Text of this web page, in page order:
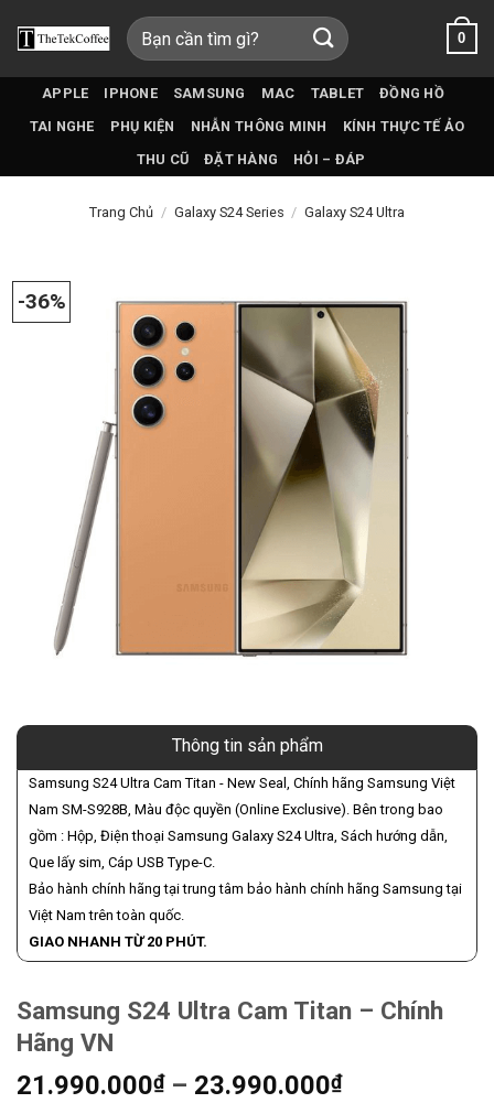
qua
Tìm
kiếm:
0
APPLE IPHONE SAMSUNG MAC TABLET
ĐỒNG HỒ
TAI NGHE
PHỤ KIỆN NHẪN THÔNG MINH
KÍNH THỰC TẾ ẢO
THU CŨ
ĐẶT HÀNG HỎI – ĐÁP
Trang Chủ / Galaxy S24 Series / Galaxy S24 Ultra
-36%
Thông tin sản phẩm
Samsung S24 Ultra Cam Titan - New Seal, Chính hãng Samsung Việt
Nam SM-S928B, Màu độc quyền (Online Exclusive). Bên trong bao
gồm : Hộp, Điện thoại Samsung Galaxy S24 Ultra, Sách hướng dẫn,
Que lấy sim, Cáp USB Type-C.
Bảo hành chính hãng tại trung tâm bảo hành chính hãng Samsung tại
Việt Nam trên toàn quốc.
GIAO NHANH TỪ 20 PHÚT.
Samsung S24 Ultra Cam Titan – Chính
Hãng VN
21.990.000₫ – 23.990.000₫Khoảng